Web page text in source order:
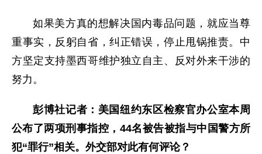
如果美方真的想解决国内毒品问题，就应当尊
重事实，反躬自省，纠正错误，停止甩锅推责。中
方坚定支持墨西哥维护独立自主、反对外来干涉的
努力。
彭博社记者：美国纽约东区检察官办公室本周
公布了两项刑事指控，44名被告被指与中国警方所
犯“罪行”相关。外交部对此有何评论？